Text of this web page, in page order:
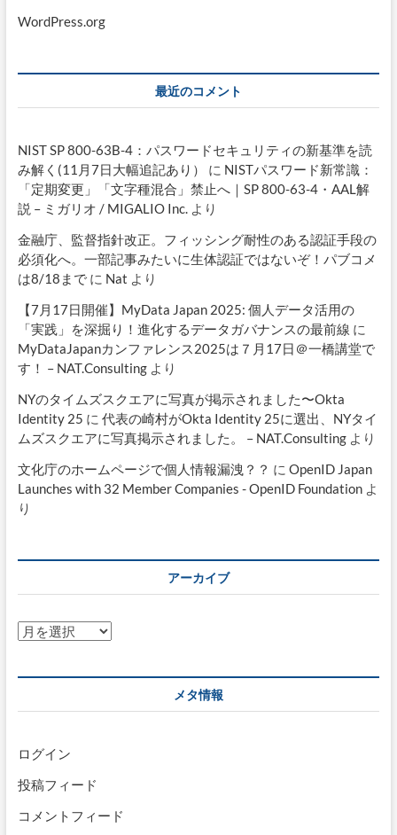
WordPress.org
最近のコメント
NIST SP 800-63B-4：パスワードセキュリティの新基準を読
み解く(11月7日大幅追記あり）
に NISTパスワード新常識：
「定期変更」「文字種混合」禁止へ｜SP 800-63-4・AAL解
説 – ミガリオ / MIGALIO Inc.より
金融庁、監督指針改正。フィッシング耐性のある認証手段の
必須化へ。一部記事みたいに生体認証ではないぞ！パブコメ
は8/18までに Nat より
【7月17日開催】MyData Japan 2025: 個人データ活用の
「実践」を深掘り！進化するデータガバナンスの最前線 に
MyDataJapanカンファレンス2025は７月17日＠一橋講堂で
す！ – NAT.Consultingより
NYのタイムズスクエアに写真が掲示されました〜Okta
Identity 25 に 代表の崎村がOkta Identity 25に選出、NYタイ
ムズスクエアに写真掲示されました。 – NAT.Consultingより
文化庁のホームページで個人情報漏洩？？ に OpenID Japan
Launches with 32 Member Companies - OpenID Foundationよ
り
アーカイブ
ア
ブ
メタ情報
ログイン
投稿フィード
コメントフィード